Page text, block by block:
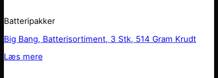
Batteripakker
Big Bang, Batterisortiment, 3 Stk, 514 Gram Krudt
Læs mere